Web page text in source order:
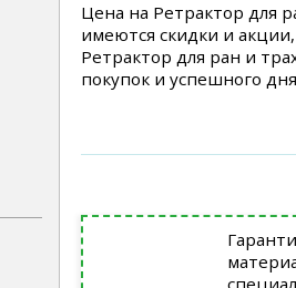
Цена на Ретрактор для
имеются скидки и
Ретрактор для ран и
покупок и успешного